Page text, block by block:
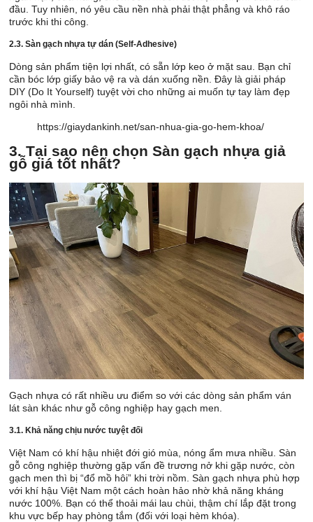
đầu. Tuy nhiên, nó yêu cầu nền nhà phải thật phẳng và khô ráo
trước khi thi công.
2.3. Sàn gạch nhựa tự dán (Self-Adhesive)
Dòng sản phẩm tiện lợi nhất, có sẵn lớp keo ở mặt sau. Bạn chỉ
cần bóc lớp giấy bảo vệ ra và dán xuống nền. Đây là giải pháp
DIY (Do It Yourself) tuyệt vời cho những ai muốn tự tay làm đẹp
ngôi nhà mình.
https://giaydankinh.net/san-nhua-gia-go-hem-khoa/
3. Tại sao nên chọn Sàn gạch nhựa giả
gỗ giá tốt nhất?
Gạch nhựa có rất nhiều ưu điểm so với các dòng sản phẩm ván
lát sàn khác như gỗ công nghiệp hay gạch men.
3.1. Khả năng chịu nước tuyệt đối
Việt Nam có khí hậu nhiệt đới gió mùa, nóng ẩm mưa nhiều. Sàn
gỗ công nghiệp thường gặp vấn đề trương nở khi gặp nước, còn
gạch men thì bị “đổ mồ hôi” khi trời nồm. Sàn gạch nhựa phù hợp
với khí hậu Việt Nam một cách hoàn hảo nhờ khả năng kháng
nước 100%. Bạn có thể thoải mái lau chùi, thậm chí lắp đặt trong
khu vực bếp hay phòng tắm (đối với loại hèm khóa).